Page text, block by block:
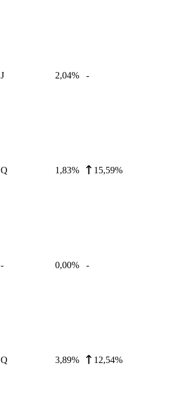
J 2,04% -
Q 1,83% 15,59%
- 0,00% -
Q 3,89% 12,54%